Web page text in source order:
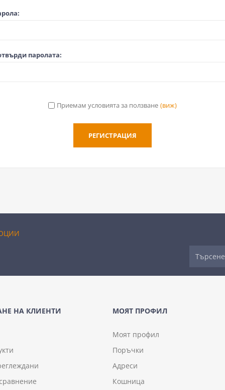
паролата:
Приемам условията за ползване (виж)
НА КЛИЕНТИ МОЯТ ПРОФИЛ
Моят профил
Поръчки
Адреси
Кошница